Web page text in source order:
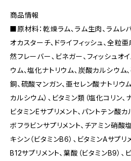
商品情報
■原材料：乾燥ラム、ラム生肉、ラムレ
オカスターチ、ドライフィッシュ、全粒
然フレーバー、ビネガー、フィッシュオ
ウム、塩化ナトリウム、炭酸カルシウム
銅、硫酸マンガン、亜セレン酸ナトリウ
カルシウム）、ビタミン類（塩化コリン、
ビタミンEサプリメント、パントテン酸カ
ボフラビンサプリメント、チアミン硝酸
キシン（ビタミンB6）、ビタミンAサプリ
B12サプリメント、葉酸（ビタミンB9）、